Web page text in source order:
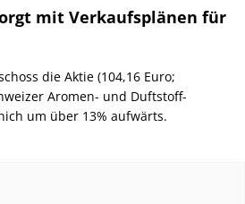
mit Verkaufsplänen für
die Aktie (104,16 Euro;
Aromen- und Duftstoff-
um über 13% aufwärts.